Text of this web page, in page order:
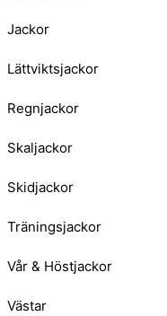
Jackor
Lättviktsjackor
Regnjackor
Skaljackor
Skidjackor
Träningsjackor
Vår & Höstjackor
Västar